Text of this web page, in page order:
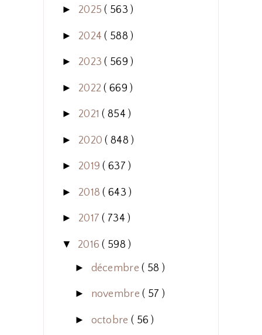
► 2025( 563 )
► 2024( 588 )
► 2023( 569 )
► 2022( 669 )
► 2021( 854 )
► 2020( 848 )
► 2019( 637 )
► 2018( 643 )
► 2017( 734 )
▼ 2016( 598 )
► décembre( 58 )
► novembre( 57 )
► octobre ( 56 )